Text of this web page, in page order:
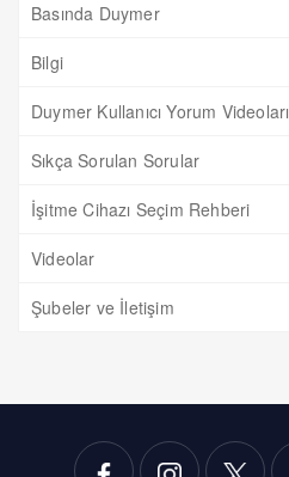
Basında Duymer
Bilgi
Duymer Kullanıcı Yorum Videoları
Sıkça Sorulan Sorular
İşitme Cihazı Seçim Rehberi
Videolar
Şubeler ve İletişim